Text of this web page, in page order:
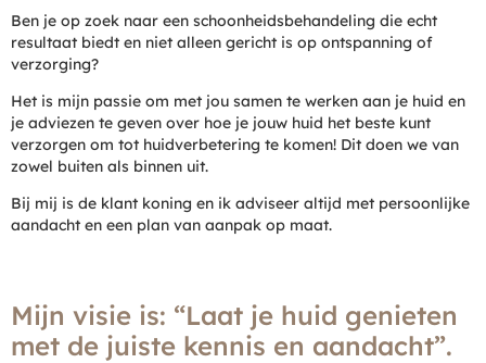
Ben je op zoek naar een schoonheidsbehandeling die echt
resultaat biedt en niet alleen gericht is op ontspanning of
verzorging?
Het is mijn passie om met jou samen te werken aan je huid en
je adviezen te geven over hoe je jouw huid het beste kunt
verzorgen om tot huidverbetering te komen! Dit doen we van
zowel buiten als binnen uit.
Bij mij is de klant koning en ik adviseer altijd met persoonlijke
aandacht en een plan van aanpak op maat.
Mijn visie is: “Laat je huid genieten
met de juiste kennis en aandacht”.